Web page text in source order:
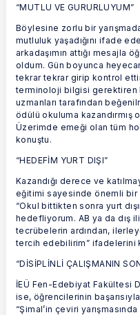
“MUTLU VE GURURLUYUM”
Böylesine zorlu bir
mutluluk yaşadığını ifade
arkadaşımın attığı mesajla
oldum. Gün boyunca
tekrar tekrar girip kontrol
terminoloji bilgisi gerektiren
uzmanları tarafından
ödülü okuluma kazandırmış
Üzerimde emeği olan tüm
konuştu.
“HEDEFİM YURT DIŞI”
Kazandığı derece ve
eğitimi sayesinde önemli
“Okul bittikten sonra yurt
hedefliyorum. AB ya da dış
tecrübelerin ardından,
tercih edebilirim” ifadelerini
“DİSİPLİNLİ ÇALIŞMANIN
İEÜ Fen-Edebiyat Fakültesi
ise, öğrencilerinin
“Şimal’in çeviri